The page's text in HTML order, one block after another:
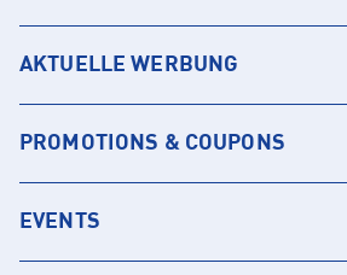
AKTUELLE WERBUNG
PROMOTIONS & COUPONS
EVENTS